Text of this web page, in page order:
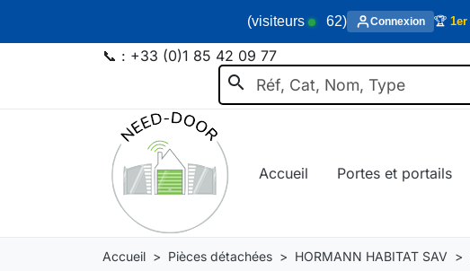
(visiteurs 62) Connexion 🏆 1er
search
📞 : +33 (0)1 85 42 09 77
Accueil Portes et portails
Accueil Pièces détachées HORMANN HABITAT SAV